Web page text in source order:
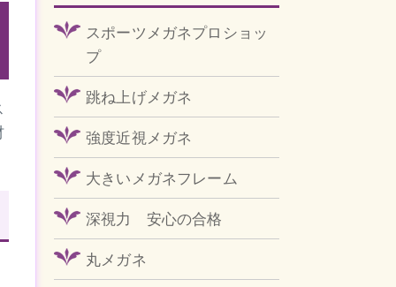
スポーツメガネプロショッ
プ
跳ね上げメガネ
強度近視メガネ
大きいメガネフレーム
深視力 安心の合格
丸メガネ